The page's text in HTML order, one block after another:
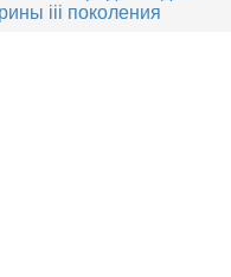
iii поколения